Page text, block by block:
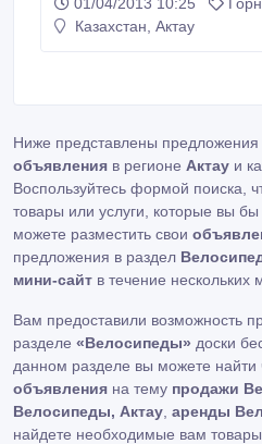
скоростей.Гарантия 1
CENTURION, Cannondale, Cube, Author. ТЦ АСТАНА
Казахстан, Актау
Ниже представлены предложения
объявления в регионе Актау и
Воспользуйтесь формой поиска,
товары или услуги, которые вы
можете разместить свои
предложения в раздел
мини-сайт в течение нескольких
Вам предоставили возможность
разделе «Велосипеды» доски
данном разделе вы можете найти
объявления на тему продажи
Велосипеды, Актау аренды
найдете необходимые вам